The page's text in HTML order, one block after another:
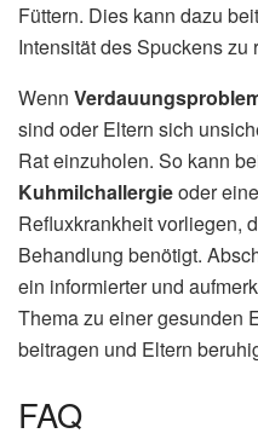
Füttern. Dies kann dazu
Intensität des Spuckens zu
Wenn
sind oder Eltern sich
Rat einzuholen. So kann
Kuhmilchallergieoder
Refluxkrankheit vorliegen,
Behandlung benötigt.
ein informierter und
Thema zu einer gesunden
beitragen und Eltern
FAQ